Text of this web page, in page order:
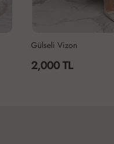
Gülseli Elbise Kahverengi
2,000 TL